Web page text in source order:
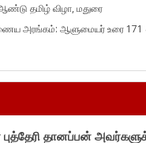
தமிழ் விழா, மதுரை
அரங்கம்: ஆளுமையர் உரை 171
தானப்பன்